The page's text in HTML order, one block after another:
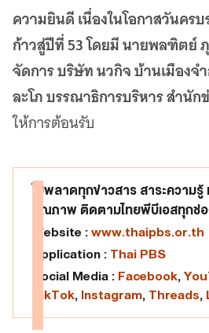
นิเวศสื่อสาธารณะท้องถิ่นคุณภ
Policy Watch
Making Data Visible
Thai PBS Verify
ความยินดี เนื่องในโอกาสวันคร
ก้าวสู่ปีที่ 53 โดยมี นายพลฑิตย์
จัดการ บริษัท นวกิจ บ้านเมืองจ
ละโภ บรรณาธิการบริหาร สำนั
ให้การต้อนรับ
ไม่พลาดทุกข่าวสาร สาระความรู้
คุณภาพ ติดตามไทยพีบีเอสทุกช่อ
Website : www.thaipbs.or.th
Application : Thai PBS
Social Media : Facebook,
TikTok, Instagram, Threads,